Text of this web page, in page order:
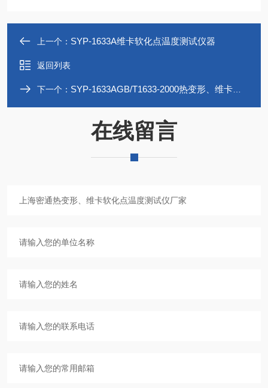
上一个： SYP-1633A维卡软化点温度测试仪器
返回列表
下一个： SYP-1633AGB/T1633-2000热变形、维卡软化点温度仪器
在线留言